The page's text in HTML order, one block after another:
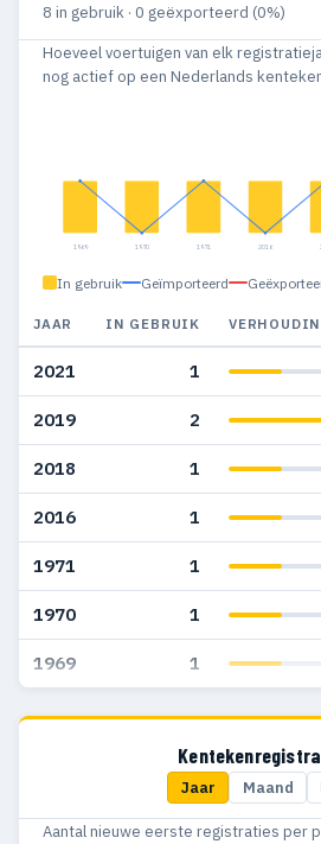
8 in gebruik · 0 geëxporteerd (0%)
Hoeveel voertuigen van elk
nog actief op een Nederlands
1969 1970 1971 2016
In gebruik Geïmporteerd
JAAR IN GEBRUIK
2021 1
2019 2
2018 1
2016 1
1971 1
1970 1
1969 1
Jaar Maand
Aantal nieuwe eerste registraties per